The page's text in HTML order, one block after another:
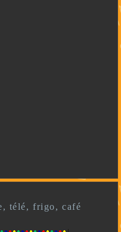
télé, frigo, café